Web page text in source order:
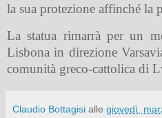
la sua protezione affinché la
La statua rimarrà per un
Lisbona in direzione
comunità greco-cattolica di
Claudio Bottagisi alle giovedì,